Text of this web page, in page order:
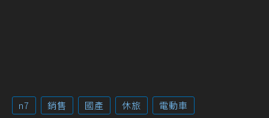
n7 銷售 國產 休旅 電動車